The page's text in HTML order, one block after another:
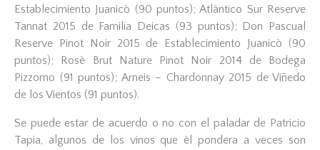
Establecimiento Juanicò (90 puntos); Atlàntico Sur Reserve
Tannat 2015 de Familia Deicas (93 puntos); Don Pascual
Reserve Pinot Noir 2015 de Establecimiento Juanicò (90
puntos); Rosè Brut Nature Pinot Noir 2014 de Bodega
Pizzorno (91 puntos); Arneis – Chardonnay 2015 de Viñedo
de los Vientos (91 puntos).
Se puede estar de acuerdo o no con el paladar de Patricio
Tapia, algunos de los vinos que èl pondera a veces son